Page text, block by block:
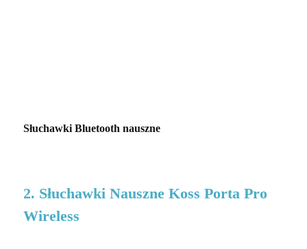
Słuchawki Bluetooth nauszne
2. Słuchawki Nauszne Koss Porta Pro
Wireless